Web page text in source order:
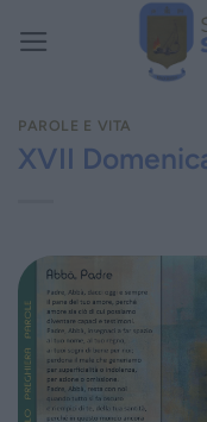
PAROLE E VITA
XVII